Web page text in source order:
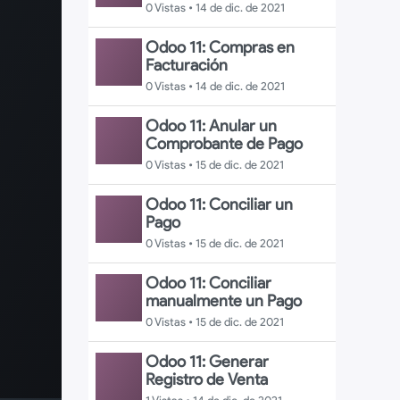
0 Vistas • 14 de dic. de 2021
Odoo 11: Compras en
Facturación
0 Vistas • 14 de dic. de 2021
Odoo 11: Anular un
Comprobante de Pago
0 Vistas • 15 de dic. de 2021
Odoo 11: Conciliar un
Pago
0 Vistas • 15 de dic. de 2021
Odoo 11: Conciliar
manualmente un Pago
0 Vistas • 15 de dic. de 2021
Odoo 11: Generar
Registro de Venta